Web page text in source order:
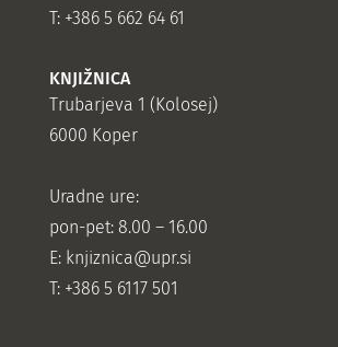
T: +386 5 662 64 61
KNJIŽNICA
Trubarjeva 1 (Kolosej)
6000 Koper
Uradne ure:
pon-pet: 8.00 – 16.00
E: knjiznica@upr.si
T: +386 5 6117 501